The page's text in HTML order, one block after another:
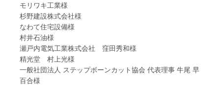
モリワキ工業様
杉野建設株式会社様
なわて住宅設備様
村井石油様
瀬戸内電気工業株式会社 窪田秀和様
精光堂 村上光様
一般社団法人 ステップボーンカット協会 代表理事 牛尾 早
百合様